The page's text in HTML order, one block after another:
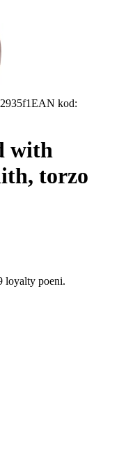
EAN kod:
with
torzo
loyalty poeni.